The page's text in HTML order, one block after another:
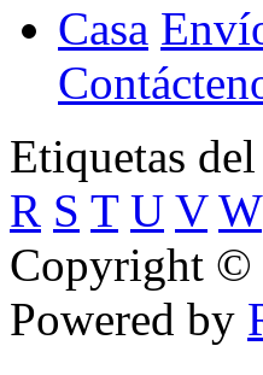
Casa
Etiquetas
R S T U V W
Copyright ©
Powered by